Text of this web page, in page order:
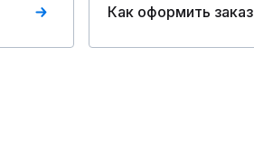
Как оформить заказ